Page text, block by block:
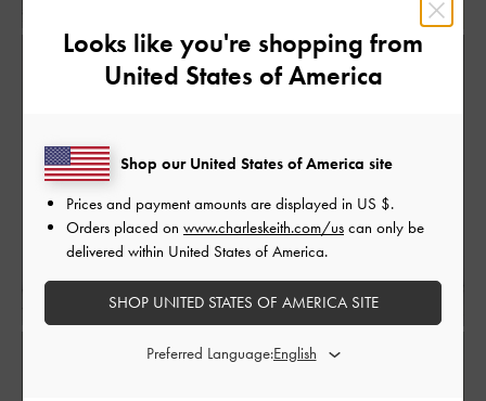
Looks like you're shopping from
United States of America
Shop our United States of America site
Prices and payment amounts are displayed in US $.
Orders placed on www.charleskeith.com/us can only be
delivered within United States of America.
SHOP UNITED STATES OF AMERICA SITE
Preferred Language: